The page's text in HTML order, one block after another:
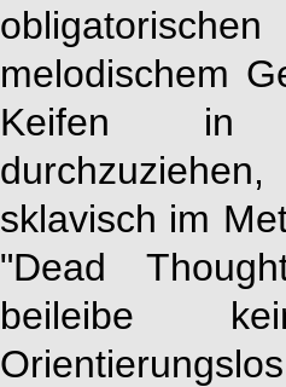
melodischem
Keifen in
sklavisch im
"Dead
beileibe